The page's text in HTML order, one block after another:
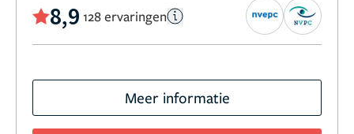
8,9 128 ervaringen
Meer informatie